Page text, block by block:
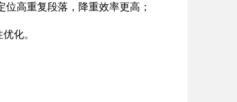
高重复段落，降重效率更高；
化。